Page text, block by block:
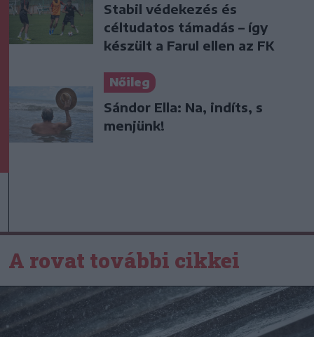
Stabil védekezés és
céltudatos támadás – így
készült a Farul ellen az FK
Nőileg
Sándor Ella: Na, indíts, s
menjünk!
A rovat további cikkei